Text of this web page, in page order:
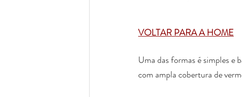
VOLTAR PARA A HOME
Uma das formas é simples e
com ampla cobertura de